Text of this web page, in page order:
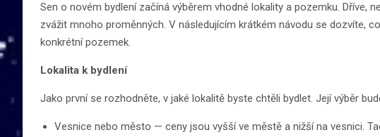
Sen o novém bydlení začíná výběrem vhodné lokality a pozemku. Dříve,
zvážit mnoho proměnných. V následujícím krátkém návodu se dozvíte,
konkrétní pozemek.
Lokalita k bydlení
Jako první se rozhodněte, v jaké lokalitě byste chtěli bydlet. Její výběr
Vesnice nebo město — ceny jsou vyšší ve městě a nižší na vesnici.